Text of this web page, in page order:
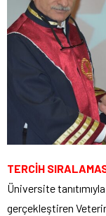
TERCİH
Üniversite
gerçekleştiren